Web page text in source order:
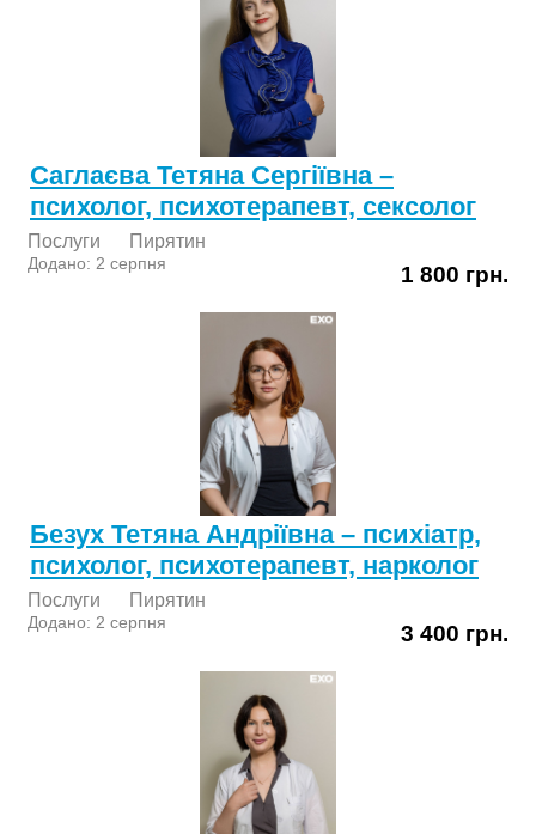
Саглаєва Тетяна Сергіївна –
психолог, психотерапевт, сексолог
Послуги Пирятин
Додано: 2 серпня 1 800 грн.
Безух Тетяна Андріївна – психіатр,
психолог, психотерапевт, нарколог
Послуги Пирятин
Додано: 2 серпня 3 400 грн.